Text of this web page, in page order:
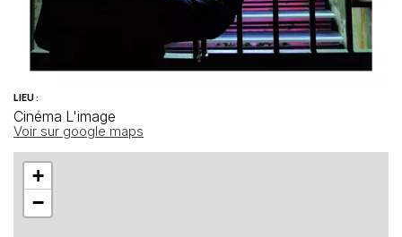
LIEU :
Cinéma L'image
Voir sur google maps
+
−